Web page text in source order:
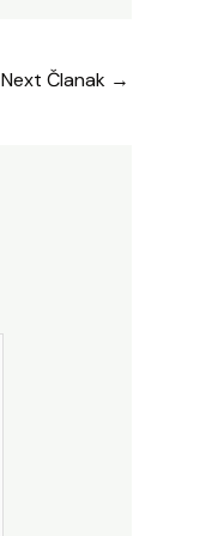
Next Članak →